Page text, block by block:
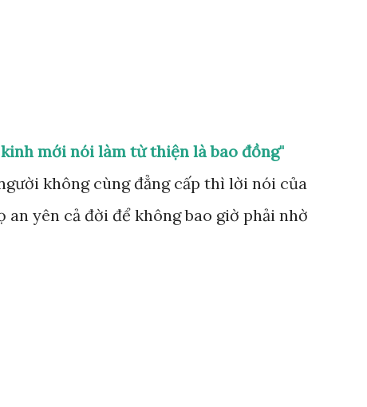
mới nói làm từ thiện là bao đồng"
không cùng đẳng cấp thì lời nói của
yên cả đời để không bao giờ phải nhờ